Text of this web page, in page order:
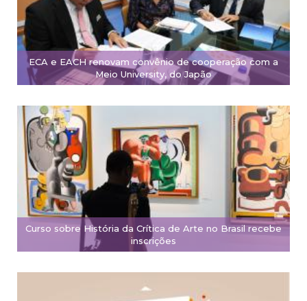
ECA e EACH renovam convênio de cooperação com a
Meio University, do Japão
Curso sobre História da Crítica de Arte no Brasil recebe
inscrições